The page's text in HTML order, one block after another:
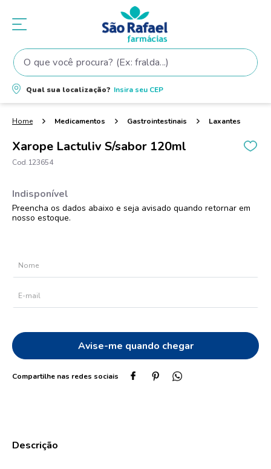
O que você procura? (Ex: fralda...)
Qual sua localização? Insira seu CEP
Medicamentos Gastrointestinais Laxantes
Xarope Lactuliv S/sabor 120ml
123654
Termos mais buscados
1º fralda
shampoo
4º elseve
6º tintura cabelo
7º oleo
9º